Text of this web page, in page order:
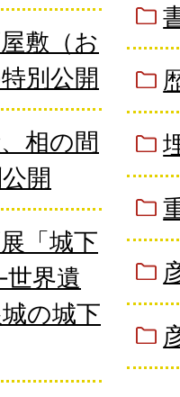
敷（お
別公開
相の間
開
「城下
界遺
の城下